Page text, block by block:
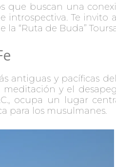
que buscan una
introspectiva. Te
“Ruta de Buda”
antiguas y pacíficas
meditación y el
ocupa un lugar
para los musulmanes.